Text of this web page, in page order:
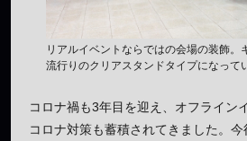
リアルイベントならではの会場の装飾。
流行りのクリアスタンドタイプになって
コロナ禍も3年目を迎え、オフライン
コロナ対策も蓄積されてきました。